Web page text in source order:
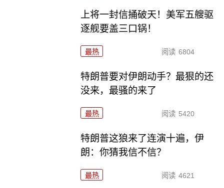
上将一封信捅破天！美军五艘驱
逐舰要盖三口锅！
最热 阅读 6804
特朗普要对伊朗动手？最狠的还
没来，最骚的来了
最热 阅读 5420
特朗普这狼来了连演十遍，伊
朗：你猜我信不信？
最热 阅读 4621